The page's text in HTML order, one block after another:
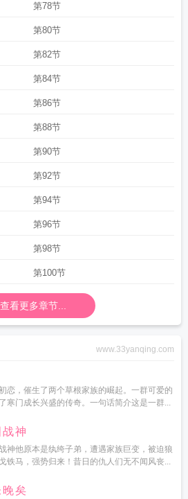
第78节
第80节
第82节
第84节
第86节
第88节
第90节
第92节
第94节
第96节
第98节
第100节
查看更多章节...
www.33yanqing.com
恋，催生了两个草根家族的崛起。一群可爱的
寒门成长兴盛的传奇。一句话简介这是一群...
神
神他原本是纨绔子弟，遭遇家族巨变，被迫狼
铁马，强势归来！昔日的仇人们无不闻风丧...
矣